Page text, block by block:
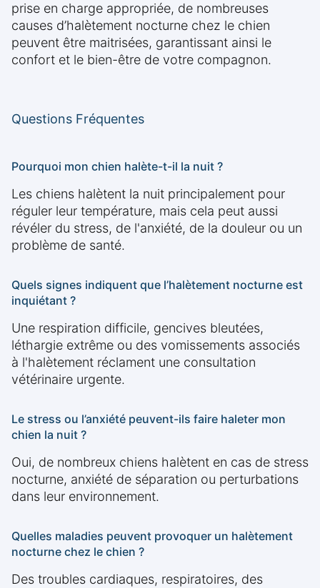
prise en charge appropriée, de nombreuses
causes d’halètement nocturne chez le chien
peuvent être maitrisées, garantissant ainsi le
confort et le bien-être de votre compagnon.
Questions Fréquentes
Pourquoi mon chien halète-t-il la nuit ?
Les chiens halètent la nuit principalement pour
réguler leur température, mais cela peut aussi
révéler du stress, de l'anxiété, de la douleur ou un
problème de santé.
Quels signes indiquent que l’halètement nocturne est
inquiétant ?
Une respiration difficile, gencives bleutées,
léthargie extrême ou des vomissements associés
à l'halètement réclament une consultation
vétérinaire urgente.
Le stress ou l’anxiété peuvent-ils faire haleter mon
chien la nuit ?
Oui, de nombreux chiens halètent en cas de stress
nocturne, anxiété de séparation ou perturbations
dans leur environnement.
Quelles maladies peuvent provoquer un halètement
nocturne chez le chien ?
Des troubles cardiaques, respiratoires, des